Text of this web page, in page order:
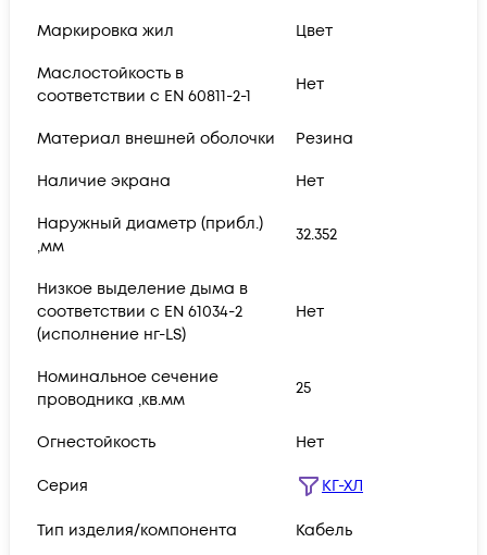
Маркировка жил Цвет
Маслостойкость в
соответствии с EN 60811-2-1
Нет
Материал внешней оболочки Резина
Наличие экрана Нет
Наружный диаметр (прибл.)
,мм
32.352
Низкое выделение дыма в
соответствии с EN 61034-2
(исполнение нг-LS)
Нет
Номинальное сечение
проводника ,кв.мм
25
Огнестойкость Нет
Серия КГ-ХЛ
Тип изделия/компонента Кабель